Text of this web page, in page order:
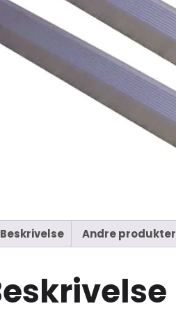
Beskrivelse Andre produkter